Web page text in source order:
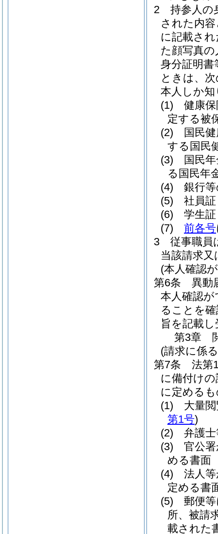
2
持参人の
された内
に記載さ
た顔写真
身分証明
ときは、
本人しか
(1)
健康
定する被
(2)
国民
する国民
(3)
国民
る国民年
(4)
銀行
(5)
社員証
(6)
学生証
(7)
前各号
3
従事職員
当該請求
(本人確認
第6条
異動
本人確認
ることを
旨を記載
第3章
(請求に係
第7条
法第
に備付け
に定める
(1)
大量
第1号)
(2)
弁護
(3)
官公
める書面
(4)
法人
定める書
(5)
郵便
所、被請
載された